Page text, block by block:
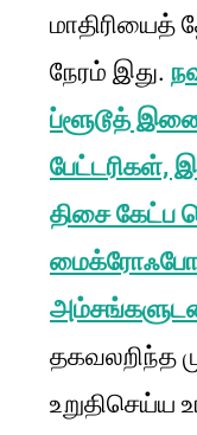
மாதிரியைத்
நேரம் இது.
ப்ளூடூத்
பேட்டரிகள்,
திசை கேட்ப
தகவலறிந்த
உறுதிசெய்ய